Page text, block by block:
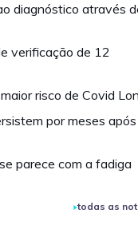
diagnóstico através
verificação de 12
risco de Covid
por meses após
parece com a fadiga
todas as